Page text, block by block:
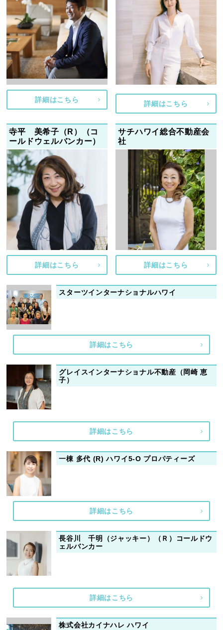
詳細はこちら
詳細はこちら
寺平 美希子（R）（コ
ールドウェルバンカー）
詳細はこちら
サチハワイ総合不動産会
社
詳細はこちら
スターツインターナショナルハワイ
詳細はこちら
グレイスインターナショナル不動産（岡崎 恵
子）
詳細はこちら
一棟 多代 (R) ハワイ5-O プロパティーズ
詳細はこちら
長谷川 千明（ジャッキー）（Ｒ）コールドウ
ェルバンカー
詳細はこちら
株式会社カイナハレ ハワイ